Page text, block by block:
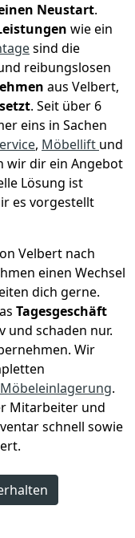
Neustart.
wie ein
sind die
reibungslosen
aus Velbert,
. Seit über 6
eins in Sachen
, Möbellift und
wir dir ein Angebot
Lösung ist
es vorgestellt
Velbert nach
einen Wechsel
dich gerne.
Tagesgeschäft
und schaden nur.
Wir
Möbeleinlagerung.
Mitarbeiter und
schnell sowie